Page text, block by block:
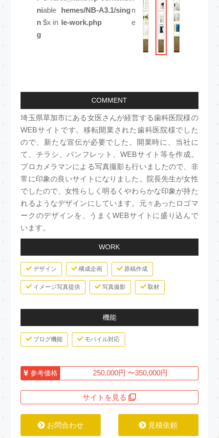
ni
n
g
able
$x in
hemes/NB-A3.1/sing
le-work.php
n
e
COMMENT
埼玉県草加市にある女医さんが経営する歯科医院様の
WEBサイトです。移転開業された歯科医院様でした
ので、新たな宣伝が必要でした。開業時に、当社に
て、チラシ、パンフレット、WEBサイト等を作成。
プロカメラマンによる写真撮影も行いましたので、非
常に印象の良いサイトになりました。院長先生が女性
でしたので、女性らしく明るくやわらかな印象が持た
れるようなデザインにしています。元々あったロゴマ
ークのデザインを、うまくWEBサイトに盛り込んで
います。
WORK
デザイン 構成企画 原稿作成
イメージ写真提供 写真撮影 取材
機能
ブログ機能 モバイル対応
参考価格 250,000円 〜350,000円
サイトを見る
お問合わせ 見積依頼